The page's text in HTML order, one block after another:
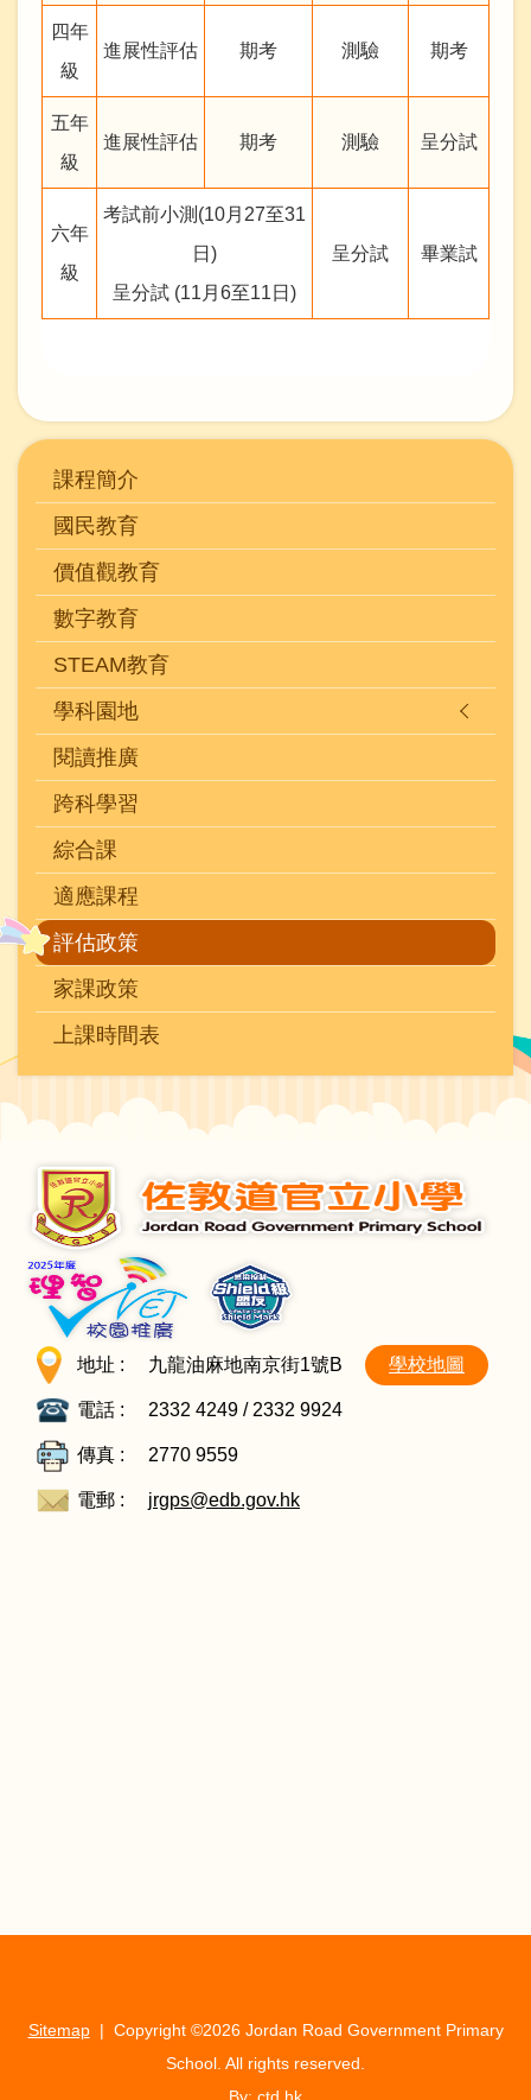
四年
級
進展性評估 期考 測驗 期考
五年
級
進展性評估 期考 測驗 呈分試
六年
級
考試前小測(10月27至31
日)
呈分試 (11月6至11日)
呈分試 畢業試
Main
navigation
課程簡介
國民教育
價值觀教育
數字教育
STEAM教育
學科園地
閱讀推廣
跨科學習
綜合課
適應課程
評估政策
家課政策
上課時間表
地址 : 九龍油麻地南京街1號B 學校地圖
電話 : 2332 4249 / 2332 9924
傳真 : 2770 9559
電郵 : jrgps@edb.gov.hk
Sitemap| Copyright ©2026 Jordan Road Government Primary
School. All rights reserved.